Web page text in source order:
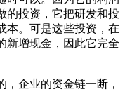
的投资，它把研发和投
本。可是这些投资，在
新增现金，因此它完全
企业的资金链一断，